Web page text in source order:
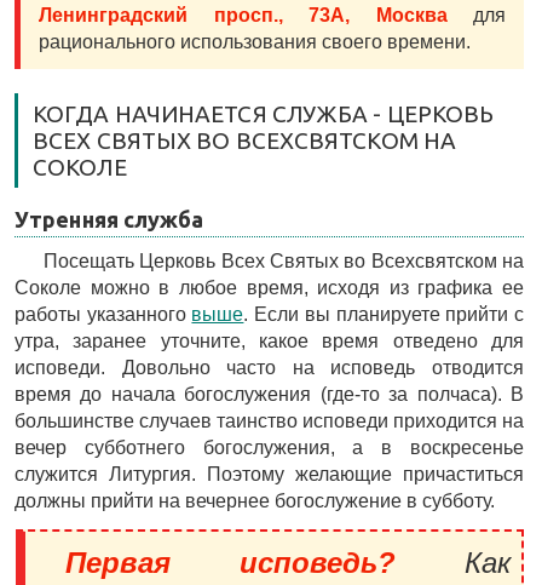
Ленинградский просп., 73А, Москвадля
рационального использования своего времени.
КОГДА НАЧИНАЕТСЯ СЛУЖБА - ЦЕРКОВЬ
ВСЕХ СВЯТЫХ ВО ВСЕХСВЯТСКОМ НА
СОКОЛЕ
Утренняя служба
Посещать Церковь Всех Святых во Всехсвятском на
Соколе можно в любое время, исходя из графика ее
работы указанного выше. Если вы планируете прийти с
утра, заранее уточните, какое время отведено для
исповеди. Довольно часто на исповедь отводится
время до начала богослужения (где-то за полчаса). В
большинстве случаев таинство исповеди приходится на
вечер субботнего богослужения, а в воскресенье
служится Литургия. Поэтому желающие причаститься
должны прийти на вечернее богослужение в субботу.
Первая исповедь? Как